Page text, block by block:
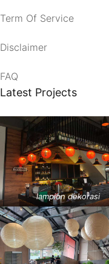
Term Of Service
Disclaimer
FAQ
Latest Projects
lampion dekorasi